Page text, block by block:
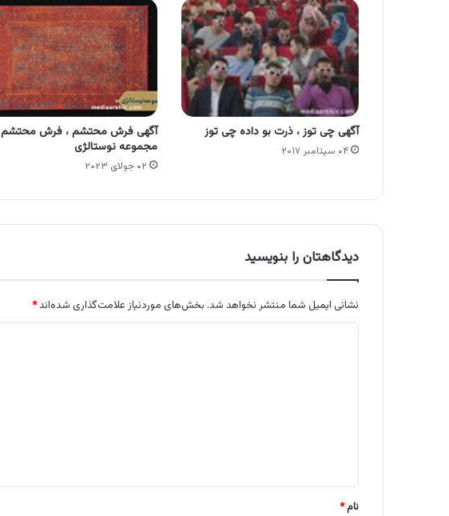
آگهی چی توز ، ذرت بو داده چی توز
۰۴ سپتامبر ۲۰۱۷
آگهی فرش محتشم ، فرش محتشم
مجموعه نوستالژی
۰۲ جولای ۲۰۲۳
دیدگاهتان را بنویسید
نشانی ایمیل شما منتشر نخواهد شد. بخش‌های موردنیاز علامت‌گذاری شده‌اند*
نام*